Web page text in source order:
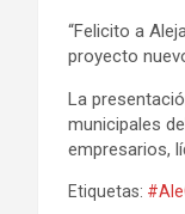
“Felicito a
proyecto
La
municipales
empresarios,
Etiquetas: